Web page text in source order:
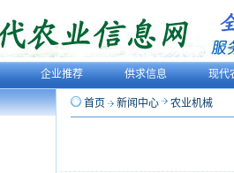
企业推荐 供求信息 现代
首页 新闻中心 农业机械